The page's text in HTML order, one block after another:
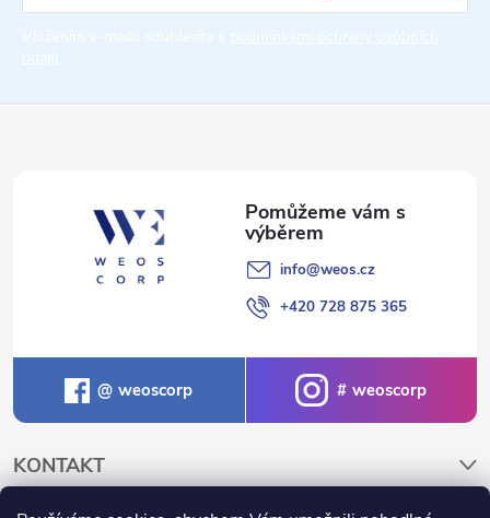
í
info@weos.cz
+420 728 875 365
weoscorp weoscorp
KONTAKT